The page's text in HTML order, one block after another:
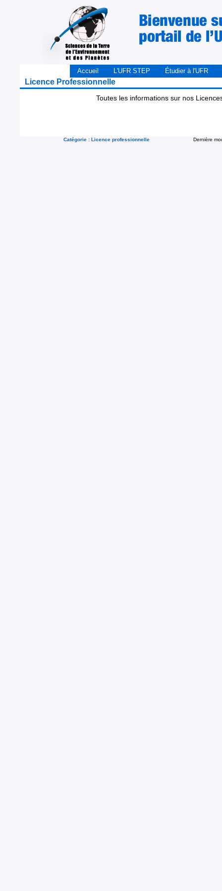
Accueil L'UFR STEP Étudier à l'UFR
Licence Professionnelle
Toutes les informations sur nos
Catégorie : Licence professionnelle Dernière